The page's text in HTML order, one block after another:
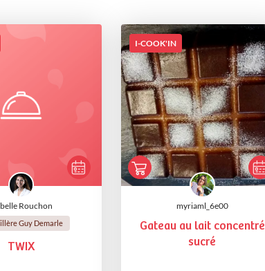
Rouchon
Guy Demarle
TWIX
I-COOK'IN
myriaml_6e00
Gateau au lait concentré
sucré